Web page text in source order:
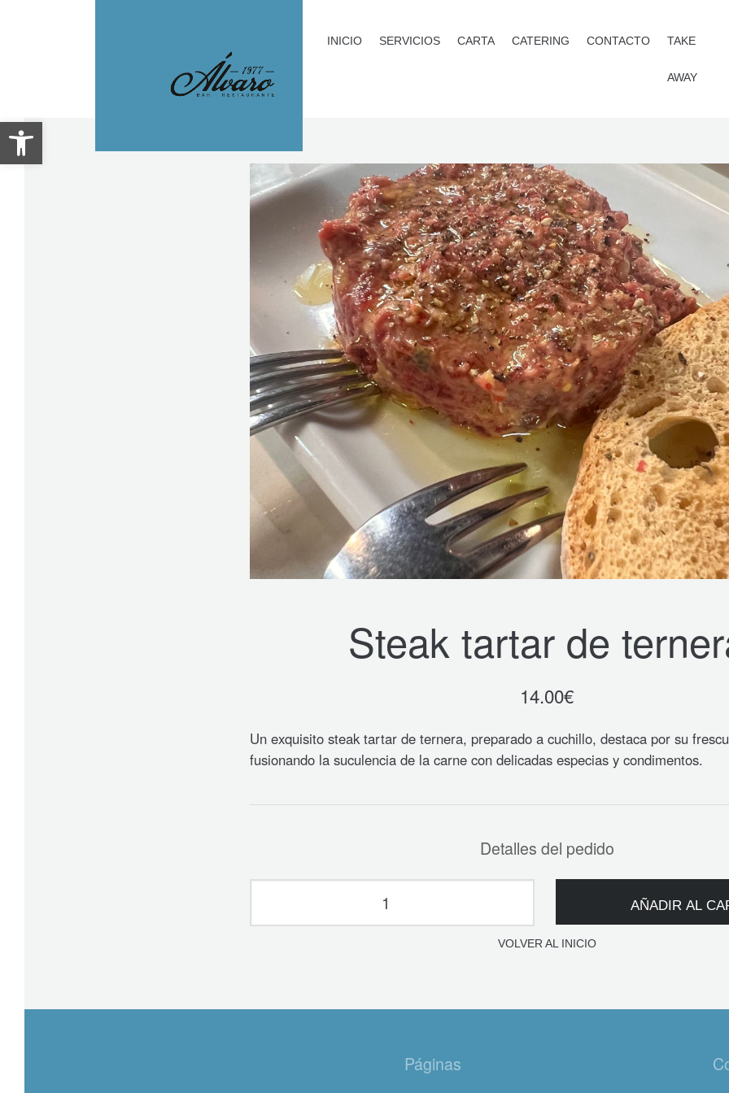
Abrir barra de herramientas
INICIO SERVICIOS CARTA CATERING CONTACTO TAKE
AWAY
Steak tartar de
14.00€
Un exquisito steak tartar de ternera, preparado a cuchillo, destaca por su
fusionando la suculencia de la carne con delicadas especias y condimentos.
Detalles del pedido
AÑADIR AL
VOLVER AL INICIO
Páginas